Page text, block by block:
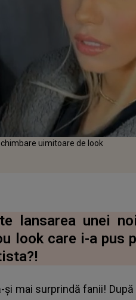
uimitoare de look
lansarea unei
look care i-a pus
mai surprindă fanii!